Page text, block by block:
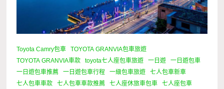
Toyota Camry包車
TOYOTA GRANVIA包車旅遊
TOYOTA GRANVIA車款
toyota七人座包車旅遊 一日遊
一日遊包車
一日遊包車推薦
一日遊包車行程 一級包車旅遊
七人包車新車
七人包車車款
七人包車車款推薦 七人座休旅車包車
七人座包車